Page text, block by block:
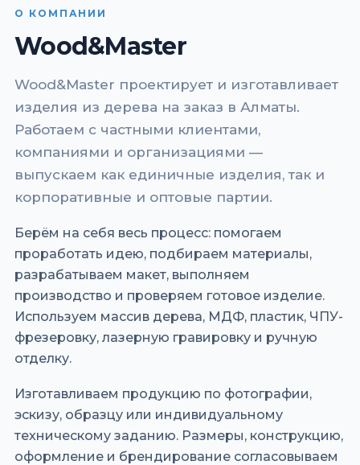
О КОМПАНИИ
Wood&Master
Wood&Master проектирует и изготавливает
изделия из дерева на заказ в Алматы.
Работаем с частными клиентами,
компаниями и организациями —
выпускаем как единичные изделия, так и
корпоративные и оптовые партии.
Берём на себя весь процесс: помогаем
проработать идею, подбираем материалы,
разрабатываем макет, выполняем
производство и проверяем готовое изделие.
Используем массив дерева, МДФ, пластик, ЧПУ-
фрезеровку, лазерную гравировку и ручную
отделку.
Изготавливаем продукцию по фотографии,
эскизу, образцу или индивидуальному
техническому заданию. Размеры, конструкцию,
оформление и брендирование согласовываем